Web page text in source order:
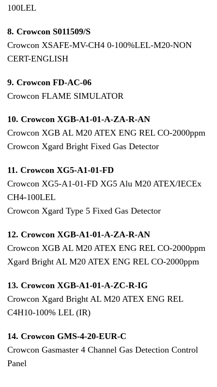
100LEL
8. Crowcon S011509/S
Crowcon XSAFE-MV-CH4 0-100%LEL-M20-NON
CERT-ENGLISH
9. Crowcon FD-AC-06
Crowcon FLAME SIMULATOR
10. Crowcon XGB-A1-01-A-ZA-R-AN
Crowcon XGB AL M20 ATEX ENG REL CO-2000ppm
Crowcon Xgard Bright Fixed Gas Detector
11. Crowcon XG5-A1-01-FD
Crowcon XG5-A1-01-FD XG5 Alu M20 ATEX/IECEx
CH4-100LEL
Crowcon Xgard Type 5 Fixed Gas Detector
12. Crowcon XGB-A1-01-A-ZA-R-AN
Crowcon XGB AL M20 ATEX ENG REL CO-2000ppm
Xgard Bright AL M20 ATEX ENG REL CO-2000ppm
13. Crowcon XGB-A1-01-A-ZC-R-IG
Crowcon Xgard Bright AL M20 ATEX ENG REL
C4H10-100% LEL (IR)
14. Crowcon GMS-4-20-EUR-C
Crowcon Gasmaster 4 Channel Gas Detection Control
Panel